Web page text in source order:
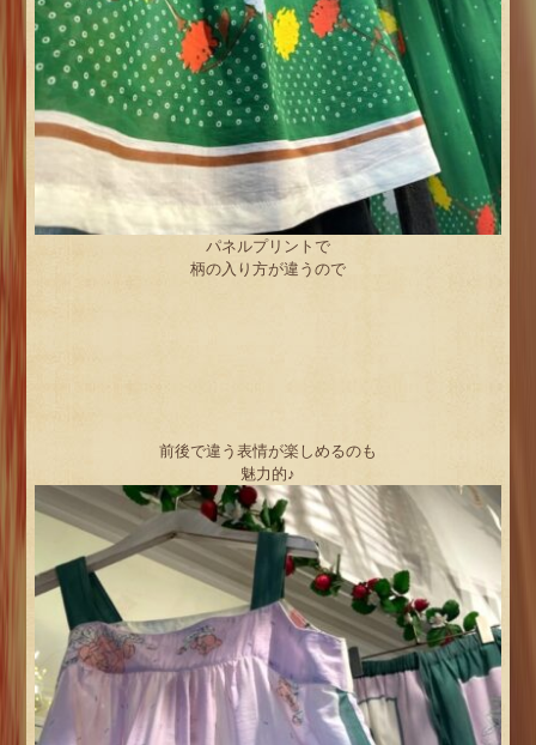
パネルプリントで
柄の入り方が違うので
前後で違う表情が楽しめるのも
魅力的♪